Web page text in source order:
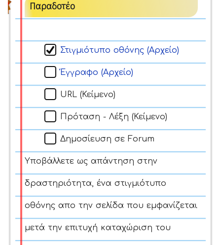
Παραδοτέο
Στιγμιότυπο οθόνης (Αρχείο)
Έγγραφο (Αρχείο)
URL (Κείμενο)
Πρόταση - Λέξη (Κείμενο)
Δημοσίευση σε Forum
Υποβάλλετε ως απάντηση στην
δραστηριότητα, ένα στιγμιότυπο
οθόνης απο την σελίδα που εμφανίζεται
μετά την επιτυχή καταχώριση του